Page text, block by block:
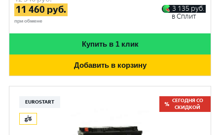
11 460 руб.
при обмене
3 135 руб.
в Сплит
Купить в 1 клик
Добавить в корзину
EUROSTART
СЕГОДНЯ СО
СКИДКОЙ